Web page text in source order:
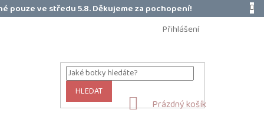
pouze ve středu 5.8. Děkujeme za pochopení!
Přihlášení
HLEDAT
NÁKUPNÍ
Prázdný košík